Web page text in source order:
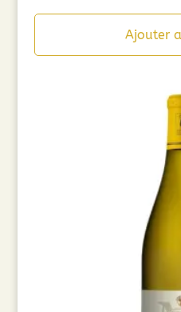
Ajouter